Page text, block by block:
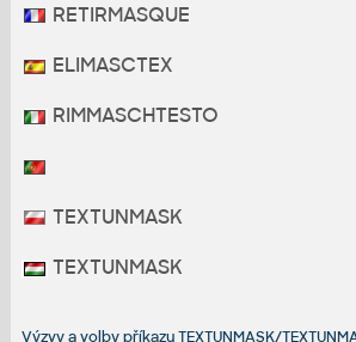
RETIRMASQUE
ELIMASCTEX
RIMMASCHTESTO
TEXTUNMASK
TEXTUNMASK
Výzvy a volby příkazu TEXTUNMASK/